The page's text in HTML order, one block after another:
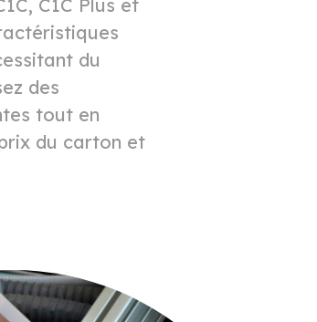
C1C Plus et
du
des
tout en
du carton et